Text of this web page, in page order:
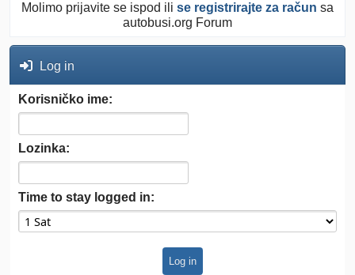
Molimo prijavite se ispod ili se registrirajte za račun sa
autobusi.org Forum
Log in
Korisničko ime:
Lozinka:
Time to stay logged in: